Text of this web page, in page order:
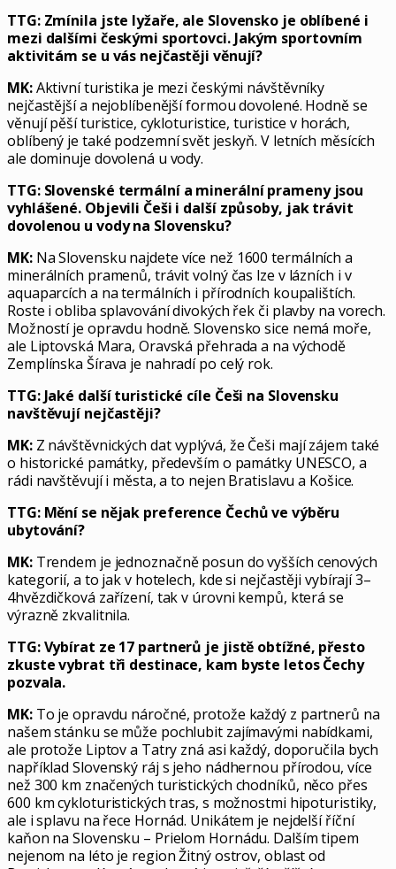
TTG: Zmínila jste lyžaře, ale Slovensko je oblíbené i
mezi dalšími českými sportovci. Jakým sportovním
aktivitám se u vás nejčastěji věnují?
MK:Aktivní turistika je mezi českými návštěvníky
nejčastější a nejoblíbenější formou dovolené. Hodně se
věnují pěší turistice, cykloturistice, turistice v horách,
oblíbený je také podzemní svět jeskyň. V letních měsících
ale dominuje dovolená u vody.
TTG: Slovenské termální a minerální prameny jsou
vyhlášené. Objevili Češi i další způsoby, jak trávit
dovolenou u vody na Slovensku?
MK:Na Slovensku najdete více než 1600 termálních a
minerálních pramenů, trávit volný čas lze v lázních i v
aquaparcích a na termálních i přírodních koupalištích.
Roste i obliba splavování divokých řek či plavby na vorech.
Možností je opravdu hodně. Slovensko sice nemá moře,
ale Liptovská Mara, Oravská přehrada a na východě
Zemplínska Šírava je nahradí po celý rok.
TTG: Jaké další turistické cíle Češi na Slovensku
navštěvují nejčastěji?
MK:Z návštěvnických dat vyplývá, že Češi mají zájem také
o historické památky, především o památky UNESCO, a
rádi navštěvují i města, a to nejen Bratislavu a Košice.
TTG: Mění se nějak preference Čechů ve výběru
ubytování?
MK:Trendem je jednoznačně posun do vyšších cenových
kategorií, a to jak v hotelech, kde si nejčastěji vybírají 3–
4hvězdičková zařízení, tak v úrovni kempů, která se
výrazně zkvalitnila.
TTG: Vybírat ze 17 partnerů je jistě obtížné, přesto
zkuste vybrat tři destinace, kam byste letos Čechy
pozvala.
MK:To je opravdu náročné, protože každý z partnerů na
našem stánku se může pochlubit zajímavými nabídkami,
ale protože Liptov a Tatry zná asi každý, doporučila bych
například Slovenský ráj s jeho nádhernou přírodou, více
než 300 km značených turistických chodníků, něco přes
600 km cykloturistických tras, s možnostmi hipoturistiky,
ale i splavu na řece Hornád. Unikátem je nejdelší říční
kaňon na Slovensku – Prielom Hornádu. Dalším tipem
nejenom na léto je region Žitný ostrov, oblast od